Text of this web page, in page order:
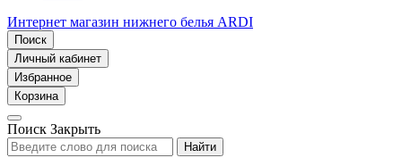
Интернет магазин нижнего белья ARDI
Поиск
Личный кабинет
Избранное
Корзина
Поиск Закрыть
Найти